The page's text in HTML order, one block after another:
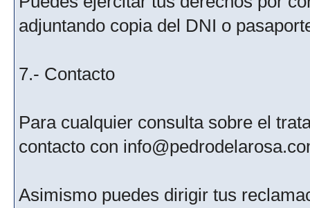
adjuntando copia del DNI o
7.- Contacto
Para cualquier consulta sobre el
contacto con
Asimismo puedes dirigir tus